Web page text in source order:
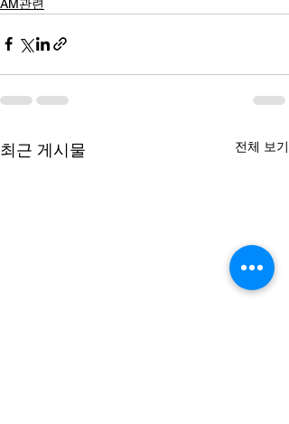
AM관련
최근 게시물 전체 보기